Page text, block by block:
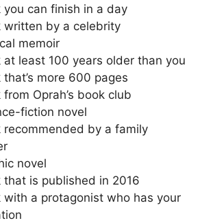
you can finish in a day
written by a celebrity
memoir
at least 100 years older than you
more 600 pages
Oprah’s book club
fiction novel
recommended by a family
novel
that is published in 2016
with a protagonist who has your